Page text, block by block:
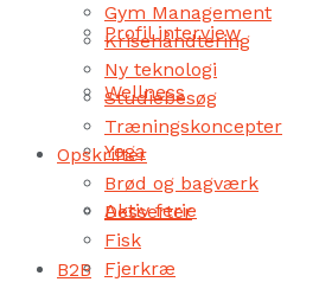
Profil interview
Wellness
Yoga
Aktiv ferie
B2B
Gym Management
Krisehåndtering
Ny teknologi
Studiebesøg
Træningskoncepter
Opskrifter
Brød og bagværk
Desserter
Fisk
Fjerkræ